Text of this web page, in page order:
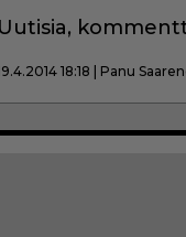
Uutisia,
18:18 | Panu